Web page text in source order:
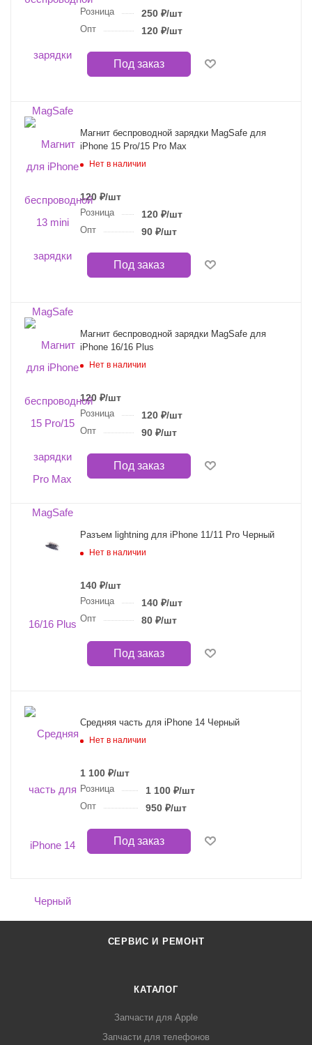
Розница 250₽/шт
Опт 120₽/шт
Под заказ
Магнит беспроводной зарядки MagSafe для
iPhone 15 Pro/15 Pro Max
Нет в наличии
120 ₽/шт
Розница 120₽/шт
Опт 90₽/шт
Под заказ
Магнит беспроводной зарядки MagSafe для
iPhone 16/16 Plus
Нет в наличии
120 ₽/шт
Розница 120₽/шт
Опт 90₽/шт
Под заказ
Разъем lightning для iPhone 11/11 Pro Черный
Нет в наличии
140 ₽/шт
Розница 140₽/шт
Опт 80₽/шт
Под заказ
Средняя часть для iPhone 14 Черный
Нет в наличии
1 100 ₽/шт
Розница 1 100₽/шт
Опт 950₽/шт
Под заказ
СЕРВИС И РЕМОНТ
КАТАЛОГ
Запчасти для Apple
Запчасти для телефонов